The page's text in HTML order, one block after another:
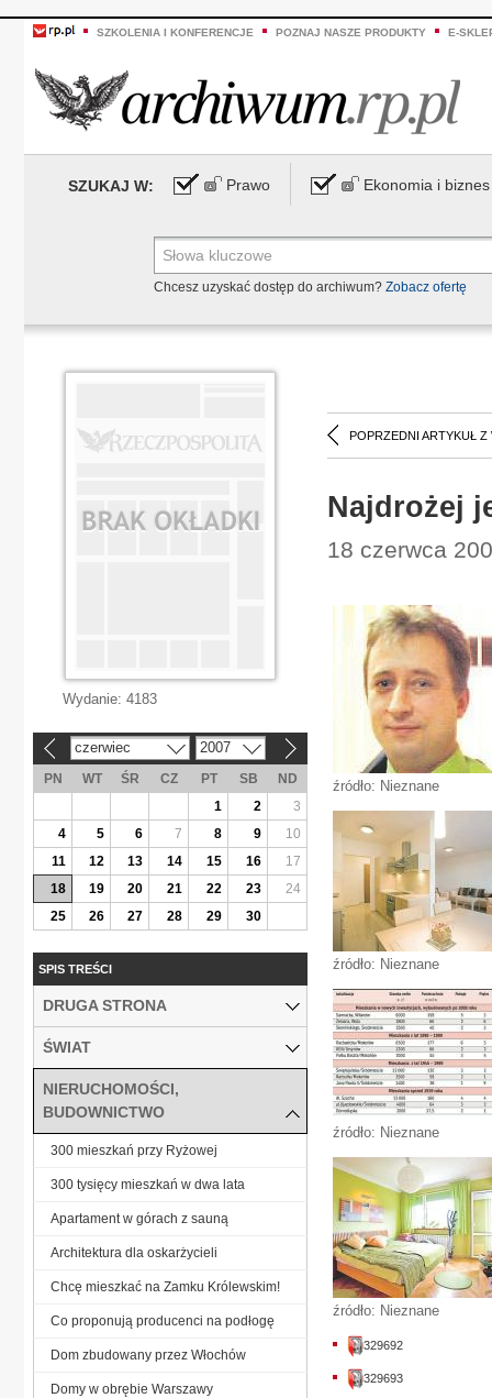
SZKOLENIA I KONFERENCJE POZNAJ NASZE PRODUKTY E-
SZUKAJ W: Prawo Ekonomia i biznes
Chcesz uzyskać dostęp do archiwum? Zobacz ofertę
POPRZEDNI ARTYKUŁ Z
Najdrożej
18 czerwca
źródło: Nieznane
źródło: Nieznane
źródło: Nieznane
źródło: Nieznane
329692
329693
Wydanie: 4183
czerwiec 2007
PN WT ŚR CZ PT SB
ND
1
2
3
4
5 6 7 8 9
10
11
12 13 14 15 16
17
18
19 20 21 22 23
24
25
26 27 28 29 30
SPIS TREŚCI
DRUGA STRONA
ŚWIAT
NIERUCHOMOŚCI,
BUDOWNICTWO
300 mieszkań przy Ryżowej
300 tysięcy mieszkań w dwa lata
Apartament w górach z sauną
Architektura dla oskarżycieli
Chcę mieszkać na Zamku Królewskim!
Co proponują producenci na podłogę
Dom zbudowany przez Włochów
Domy w obrębie Warszawy